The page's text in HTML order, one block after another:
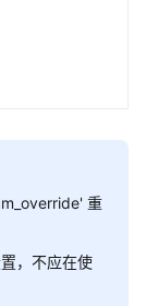
重
，不应在使